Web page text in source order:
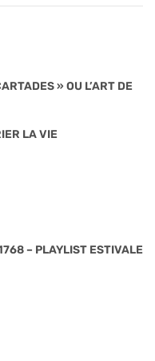
» OU L’ART DE
LA VIE
– PLAYLIST ESTIVALE